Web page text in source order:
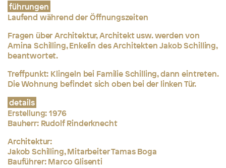
führungen
Laufend während der Öffnungszeiten
Fragen über Architektur, Architekt usw. werden von
Amina Schilling,Enkelin des Architekten Jakob Schilling,
beantwortet.
Treffpunkt: Klingeln bei Familie Schilling, dann eintreten.
Die Wohnung befindet sich oben bei der linken Tür.
details
Erstellung:1976
Bauherr: Rudolf Rinderknecht
Architektur:
Jakob Schilling, Mitarbeiter Tamas Boga
Bauführer: Marco Glisenti